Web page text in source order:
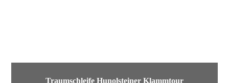
Traumschleife Hunolsteiner Klammtour